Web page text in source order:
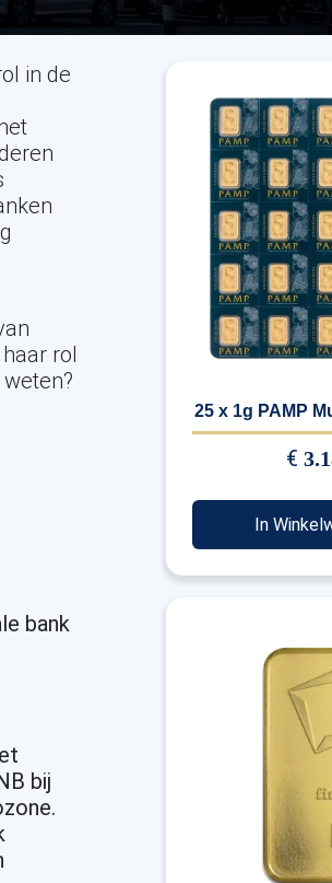
in de
rol
bank
bij
25 x 1g PAMP
€
In